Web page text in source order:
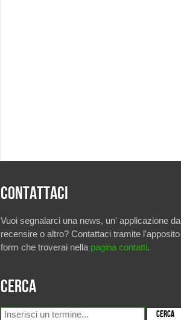
Contattaci
Vuoi segnalarci una news, un' applicazione da
recensire o altro? Contattaci tramite l'apposito
form che troverai nella pagina contatti.
Cerca